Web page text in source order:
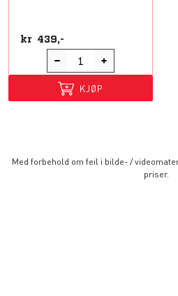
kr 439,-
KJØP
Med forbehold om feil i bilde- /
priser.